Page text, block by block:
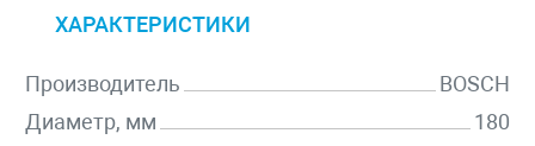
ХАРАКТЕРИСТИКИ
Производитель
BOSCH
Диаметр, мм
180